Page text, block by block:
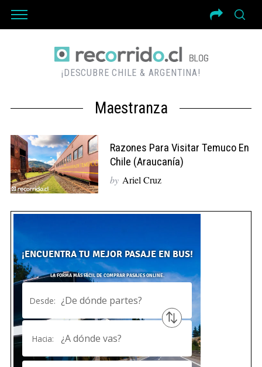
¡DESCUBRE CHILE & ARGENTINA!
Maestranza
Razones Para Visitar Temuco En
Chile (Araucanía)
by Ariel Cruz